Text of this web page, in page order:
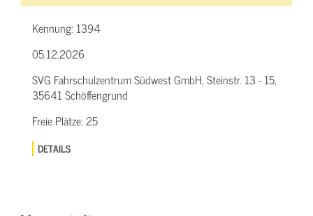
Kennung: 1394
05.12.2026
SVG Fahrschulzentrum Südwest GmbH, Steinstr. 13 - 15,
35641 Schöffengrund
Freie Plätze:25
DETAILS